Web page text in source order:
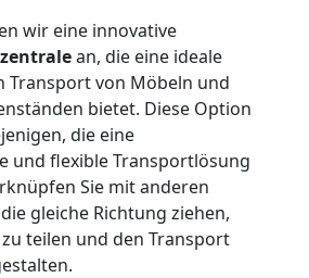
wir eine innovative
an, die eine ideale
Transport von Möbeln und
bietet. Diese Option
die eine
und flexible Transportlösung
Sie mit anderen
gleiche Richtung ziehen,
teilen und den Transport